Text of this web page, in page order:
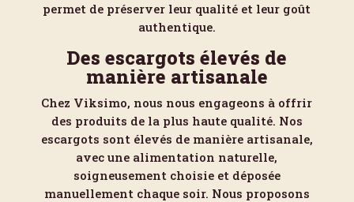
permet de préserver leur qualité et leur goût
authentique.
Des escargots élevés de
manière artisanale
Chez Viksimo, nous nous engageons à offrir
des produits de la plus haute qualité. Nos
escargots sont élevés de manière artisanale,
avec une alimentation naturelle,
soigneusement choisie et déposée
manuellement chaque soir. Nous proposons